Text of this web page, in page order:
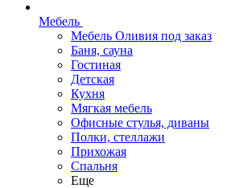
Мебель
Мебель Оливия под заказ
Баня, сауна
Гостиная
Детская
Кухня
Мягкая мебель
Офисные стулья, диваны
Полки, стеллажи
Прихожая
Спальня
Еще